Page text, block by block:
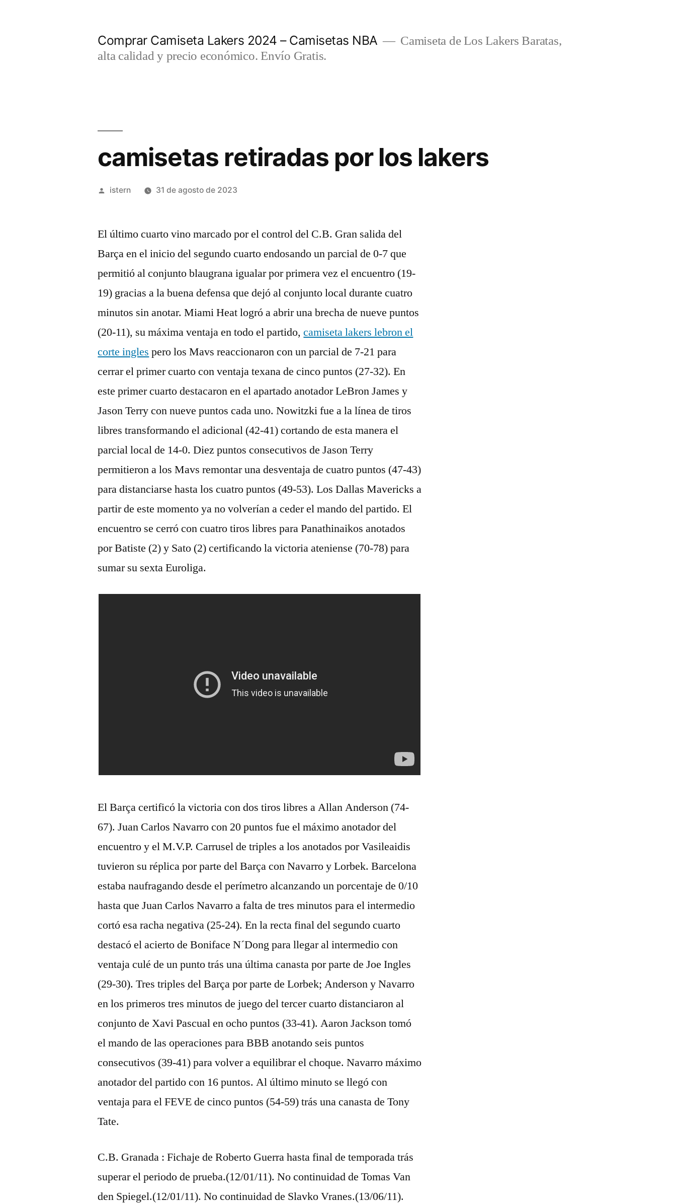
Comprar Camiseta Lakers 2024 – Camisetas NBA
Camiseta de Los Lakers Baratas,
alta calidad y precio económico. Envío Gratis.
camisetas retiradas por los lakers
Publicado
istern 31 de agosto de 2023
El último cuarto vino marcado por el control del C.B. Gran salida del
Barça en el inicio del segundo cuarto endosando un parcial de 0-7 que
permitió al conjunto blaugrana igualar por primera vez el encuentro (19-
19) gracias a la buena defensa que dejó al conjunto local durante cuatro
minutos sin anotar. Miami Heat logró a abrir una brecha de nueve puntos
(20-11), su máxima ventaja en todo el partido,camiseta lakers lebron el
corte ingles pero los Mavs reaccionaron con un parcial de 7-21 para
cerrar el primer cuarto con ventaja texana de cinco puntos (27-32). En
este primer cuarto destacaron en el apartado anotador LeBron James y
Jason Terry con nueve puntos cada uno. Nowitzki fue a la línea de tiros
libres transformando el adicional (42-41) cortando de esta manera el
parcial local de 14-0. Diez puntos consecutivos de Jason Terry
permitieron a los Mavs remontar una desventaja de cuatro puntos (47-43)
para distanciarse hasta los cuatro puntos (49-53). Los Dallas Mavericks a
partir de este momento ya no volverían a ceder el mando del partido. El
encuentro se cerró con cuatro tiros libres para Panathinaikos anotados
por Batiste (2) y Sato (2) certificando la victoria ateniense (70-78) para
sumar su sexta Euroliga.
El Barça certificó la victoria con dos tiros libres a Allan Anderson (74-
67). Juan Carlos Navarro con 20 puntos fue el máximo anotador del
encuentro y el M.V.P. Carrusel de triples a los anotados por Vasileaidis
tuvieron su réplica por parte del Barça con Navarro y Lorbek. Barcelona
estaba naufragando desde el perímetro alcanzando un porcentaje de 0/10
hasta que Juan Carlos Navarro a falta de tres minutos para el intermedio
cortó esa racha negativa (25-24). En la recta final del segundo cuarto
destacó el acierto de Boniface N´Dong para llegar al intermedio con
ventaja culé de un punto trás una última canasta por parte de Joe Ingles
(29-30). Tres triples del Barça por parte de Lorbek; Anderson y Navarro
en los primeros tres minutos de juego del tercer cuarto distanciaron al
conjunto de Xavi Pascual en ocho puntos (33-41). Aaron Jackson tomó
el mando de las operaciones para BBB anotando seis puntos
consecutivos (39-41) para volver a equilibrar el choque. Navarro máximo
anotador del partido con 16 puntos. Al último minuto se llegó con
ventaja para el FEVE de cinco puntos (54-59) trás una canasta de Tony
Tate.
C.B. Granada : Fichaje de Roberto Guerra hasta final de temporada trás
superar el periodo de prueba.(12/01/11). No continuidad de Tomas Van
den Spiegel.(12/01/11). No continuidad de Slavko Vranes.(13/06/11).